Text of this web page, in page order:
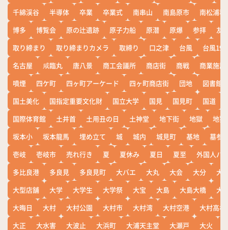
千綿渓谷
半導体 卒業 卒業式 南串山 南島原市
南松浦郡
博多
博覧会 原の辻遺跡 原子力船 原潜 原爆 参拝
友
取り締まり
取り締まりカメラ 取締り 口之津 台風
台風19
名古屋
咸臨丸 唐八景 商工会議所 商店街 商戦
商業施設
噴煙
四ケ町 四ヶ町アーケード 四ヶ町商店街 団地
図書館
国土美化
国指定重要文化財 国立大学 国見 国見町 国道
国際体育館
土井首 土用丑の日 土神堂 地下街 地獄
地獄
坂本小
坂本龍馬 埋め立て 城 城内 城見町 基地
墓参
壱岐
壱岐市 売れ行き 夏 夏休み 夏日 夏至
外国人バ
多比良港
多良見 多良見町 大バエ 大丸 大会 大分
大
大型店舗
大学 大学生 大学祭 大宝 大島 大島大橋
大
大晦日
大村 大村公園 大村市 大村湾 大村空港
大村高校
大正
大水害 大波止 大浜町 大浦天主堂 大瀬戸 大火